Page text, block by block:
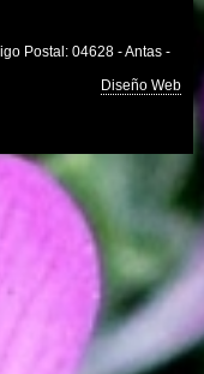
Postal: 04628 - Antas -
Diseño Web